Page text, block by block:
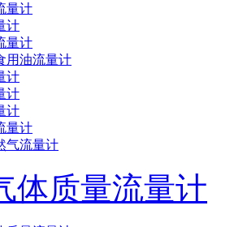
量计
计
量计
用油流量计
计
计
计
量计
气流量计
体质量流量计